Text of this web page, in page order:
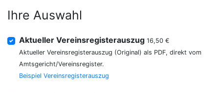
Ihre Auswahl
Aktueller Vereinsregisterauszug 16,50 €
Aktueller Vereinsregisterauszug (Original) als PDF, direkt vom
Amtsgericht/Vereinsregister.
Beispiel Vereinsregisterauszug